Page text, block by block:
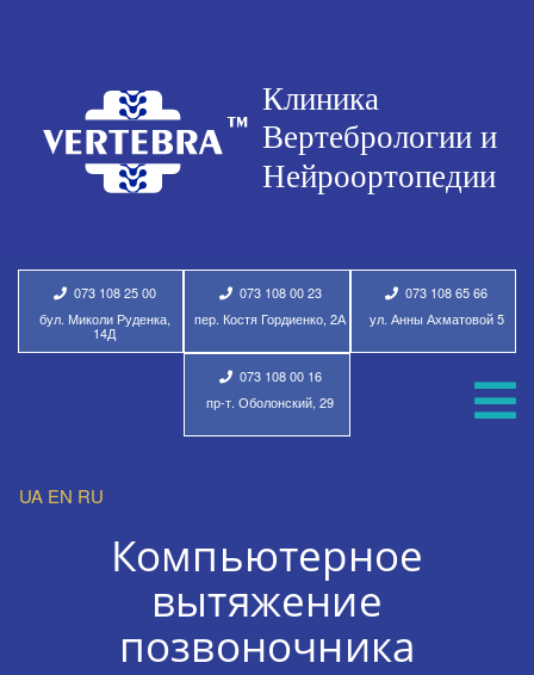
073 108 25 00
бул. Миколи Руденка,
14Д
073 108 00 23
пер. Костя Гордиенко, 2А
073 108 65 66
ул. Анны Ахматовой 5
073 108 00 16
пр-т. Оболонский, 29
UA EN RU
Компьютерное
вытяжение
позвоночника